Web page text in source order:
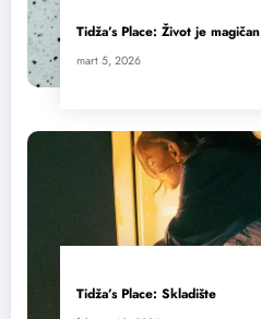
Tidža’s Place: Život je magičan
mart 5, 2026
Tidža’s Place: Skladište